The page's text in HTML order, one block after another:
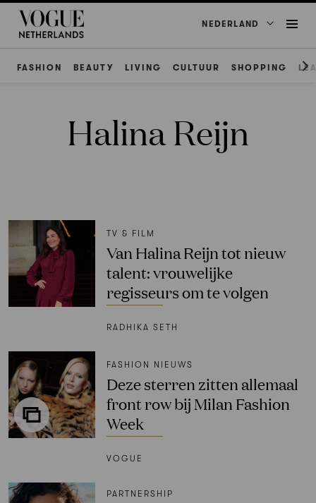
NEDERLAND
FASHION BEAUTY LIVING CULTUUR SHOPPING
Halina Reijn
TV & FILM
Van Halina Reijn tot nieuw
talent: vrouwelijke
regisseurs om te volgen
RADHIKA SETH
FASHION NIEUWS
Deze sterren zitten allemaal
front row bij Milan Fashion
Week
VOGUE
PARTNERSHIP